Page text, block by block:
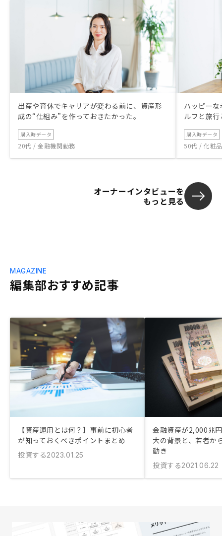
出産や育休でキャリアが変わる前に、資産形
成の“仕組み”を作っておきたかった。
購入時データ
20代 / 金融機関勤務
ハッピー
ルフと旅
購入時データ
50代 / 化粧
オーナーインタビューを
もっと見る
編集部おすすめ記事
MAGAZINE
【資産運用とは何？】事前に初心者
が知っておくべきポイントまとめ
投資する2023.01.25
金融資産が2,000兆
大の背景と、若者か
動き
投資する2021.06.22